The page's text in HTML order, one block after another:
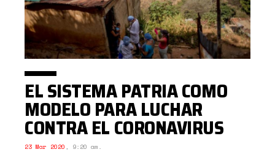
EL SISTEMA PATRIA COMO
MODELO PARA LUCHAR
CONTRA EL CORONAVIRUS
23 Mar 2020 , 9:20 am.